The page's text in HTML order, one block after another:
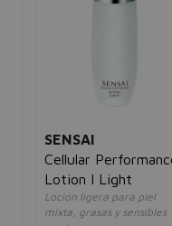
SENSAI
Cellular
Lotion I Light
Loción ligera para piel
mixta, grasas y sensibles